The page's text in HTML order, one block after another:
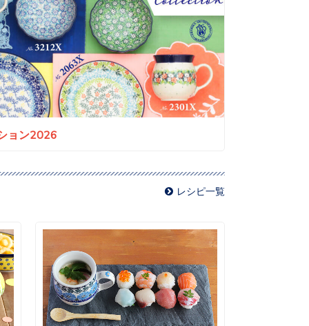
ョン2026
レシピ一覧